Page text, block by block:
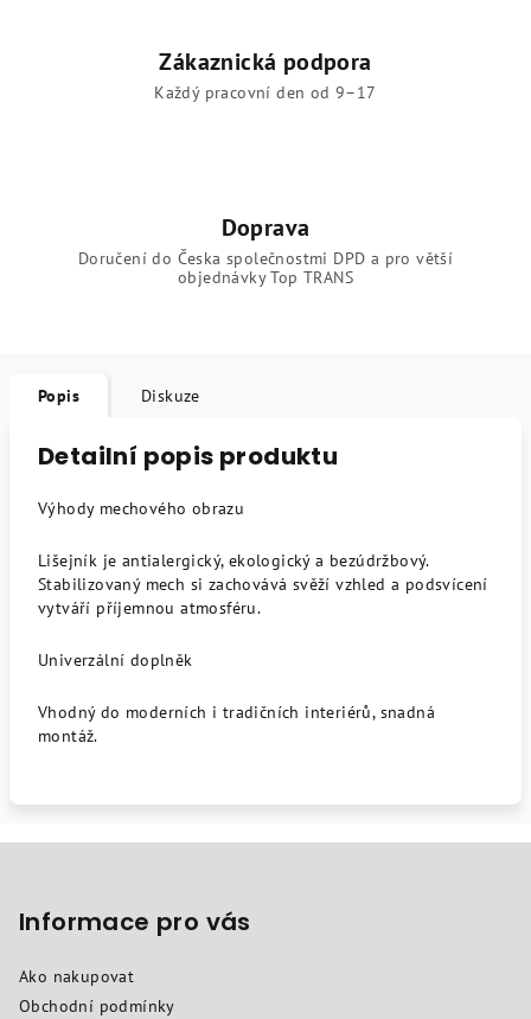
Zákaznická podpora
Každý pracovní den od 9–17
Doprava
Doručení do Česka společnostmi DPD a pro větší
objednávky Top TRANS
Popis Diskuze
Detailní popis produktu
Výhody mechového obrazu
Lišejník je antialergický, ekologický a bezúdržbový.
Stabilizovaný mech si zachovává svěží vzhled a podsvícení
vytváří příjemnou atmosféru.
Univerzální doplněk
Vhodný do moderních i tradičních interiérů, snadná
montáž.
Informace pro vás
Ako nakupovat
Obchodní podmínky